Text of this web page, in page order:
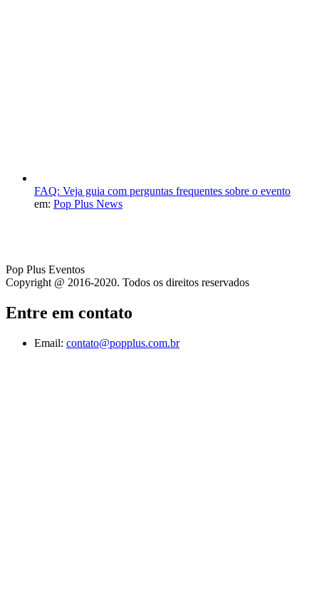
FAQ: Veja guia com perguntas frequentes sobre o evento
em: Pop Plus News
Pop Plus Eventos
Copyright @ 2016-2020. Todos os direitos reservados
Entre em contato
Email: contato@popplus.com.br